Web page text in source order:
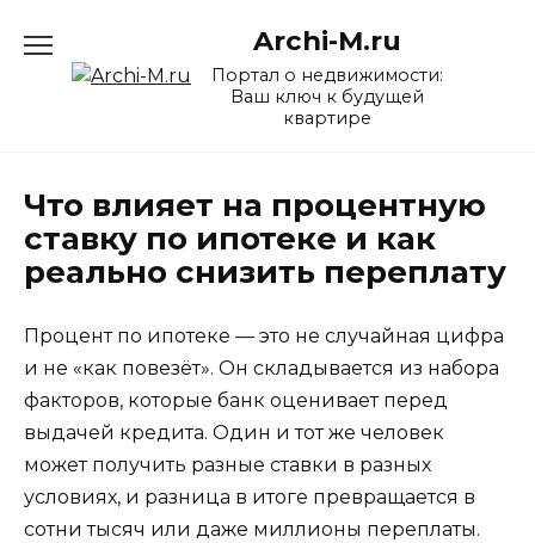
содержанию
Archi-M.ru
Портал о недвижимости:
Ваш ключ к будущей
квартире
Что влияет на процентную
ставку по ипотеке и как
реально снизить переплату
Процент по ипотеке — это не случайная цифра
и не «как повезёт». Он складывается из набора
факторов, которые банк оценивает перед
выдачей кредита. Один и тот же человек
может получить разные ставки в разных
условиях, и разница в итоге превращается в
сотни тысяч или даже миллионы переплаты.